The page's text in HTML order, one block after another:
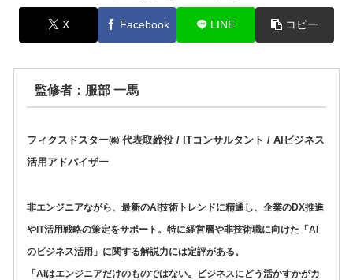
X Facebook LINE コピー
監修者：服部 一馬
フィクスドスター㈱ 代表取締役 / ITコンサルタント / AIビジネス
活用アドバイザー
非エンジニアながら、最新のAI技術トレンドに精通し、企業のDX推進
やIT活用戦略の策定をサポート。特に経営層や非技術職に向けた「AI
のビジネス活用」に関する解説力には定評がある。
「AIはエンジニアだけのものではない。ビジネスにどう活かすかがカ